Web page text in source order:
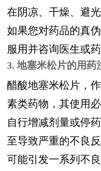
在阴凉、干燥、避
如果您对药品的真
服用并咨询医生或药
3. 地塞米松片的用药
醋酸地塞米松片，
素类药物，其使用
自行增减剂量或停
至导致严重的不良
可能引发一系列不